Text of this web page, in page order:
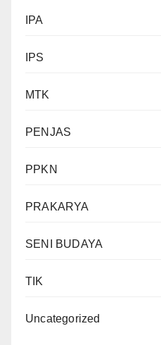
IPA
IPS
MTK
PENJAS
PPKN
PRAKARYA
SENI BUDAYA
TIK
Uncategorized